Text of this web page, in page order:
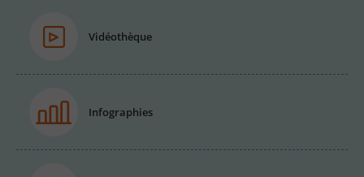
Vidéothèque
Infographies